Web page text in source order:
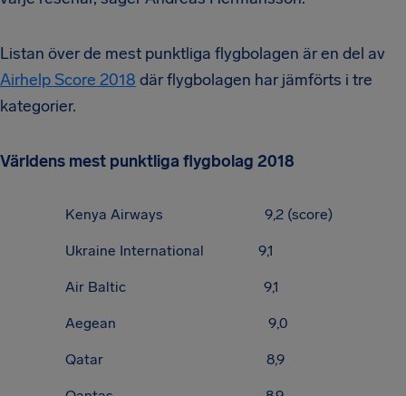
Listan över de mest punktliga flygbolagen är en del av
Airhelp Score 2018 där flygbolagen har jämförts i tre
kategorier.
Världens mest punktliga flygbolag 2018
Kenya Airways 9,2 (score)
Ukraine International 9,1
Air Baltic 9,1
Aegean 9,0
Qatar 8,9